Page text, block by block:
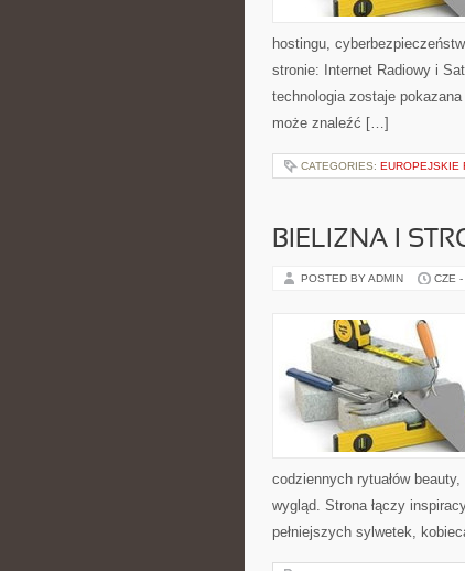
hostingu,
stronie: Internet Radiowy i
technologia zostaje
może znaleźć […]
CATEGORIES: EUROPEJSKIE
BIELIZNA I
POSTED BY ADMIN CZE
codziennych rytuałów
wygląd. Strona łączy
pełniejszych sylwetek,